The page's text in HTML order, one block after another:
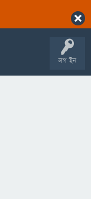
লগ ইন